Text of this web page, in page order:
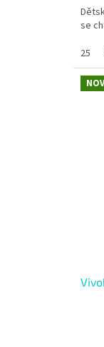
se
25